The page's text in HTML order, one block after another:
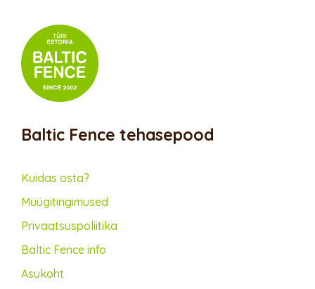
Baltic Fence tehasepood
Kuidas osta?
Müügitingimused
Privaatsus­poliitika
Baltic Fence info
Asukoht